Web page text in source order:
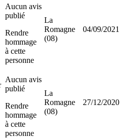
Aucun avis
publié
Rendre
hommage
à cette
personne
La
Romagne
(08)
04/09/2021
Aucun avis
publié
Rendre
hommage
à cette
personne
La
Romagne
(08)
27/12/2020